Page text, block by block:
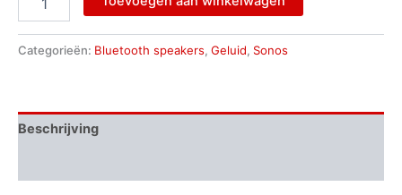
Categorieën: Bluetooth speakers, Geluid, Sonos
Beschrijving